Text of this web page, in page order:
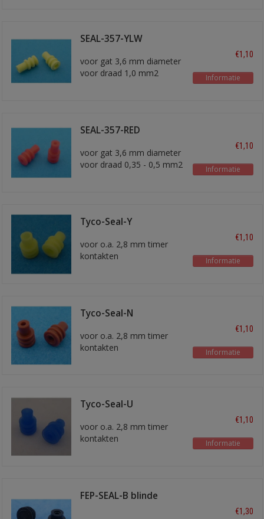
SEAL-357-YLW
voor gat 3,6 mm diameter
voor draad 1,0 mm2
€1,10
Informatie
SEAL-357-RED
voor gat 3,6 mm diameter
voor draad 0,35 - 0,5 mm2
€1,10
Informatie
Tyco-Seal-Y
voor o.a. 2,8 mm timer
kontakten
€1,10
Informatie
Tyco-Seal-N
voor o.a. 2,8 mm timer
kontakten
€1,10
Informatie
Tyco-Seal-U
voor o.a. 2,8 mm timer
kontakten
€1,10
Informatie
FEP-SEAL-B blinde
€1,30